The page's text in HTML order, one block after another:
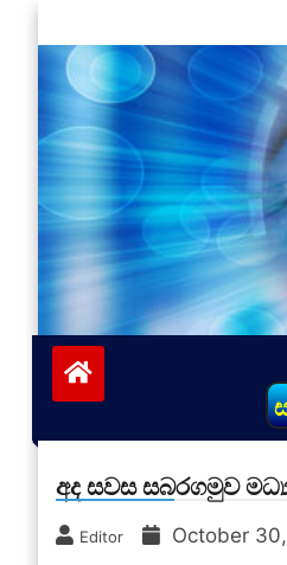
to
content
vinivida.lk
අද සවස සබරගමුව
Editor October